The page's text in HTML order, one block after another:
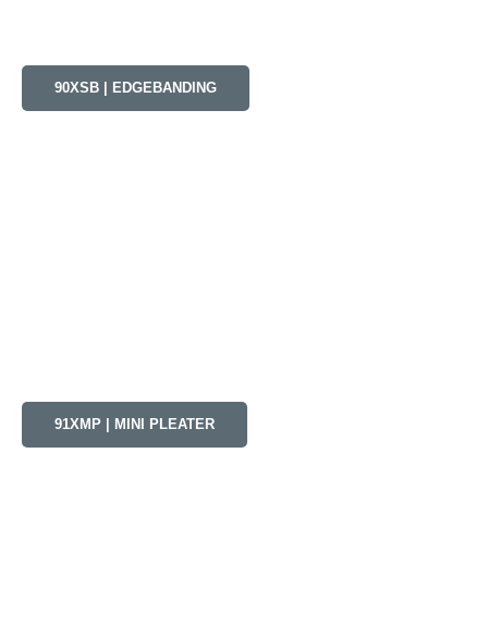
90XSB | EDGEBANDING
91XMP | MINI PLEATER